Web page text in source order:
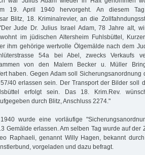
19. April 1940 hervorgeht. An diesem
Blitz, 18. Kriminalrevier, an die
Jude Dr. Julius Israel Adam, 78 Jahre alt,
im jüdischen Altersheim Fuhlsbüttel,
ihm gehörige wertvolle Ölgemälde nach dem
54a bei Abel, zwecks Verkaufs
von den Malern Becker u. Müller
haben. Gegen Adam soll Sicherungsanordnung
40 erlassen sein. Der Transport der Bilder soll
erfolgt sein. Das 18. Krim.Rev.
durch Blitz, Anschluss 2274."
wurde eine vorläufige
Gemälde erlassen. Am selben Tag wurde auf der
Raphaeli, genannt Willy Hagen, bekannt
vorgeladen und dazu befragt.